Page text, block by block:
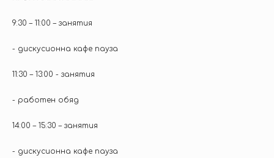
9:30 – 11:00 – занятия
- дискусионна кафе пауза
11:30 – 13:00 - занятия
- работен обяд
14:00 – 15:30 – занятия
- дискусионна кафе пауза